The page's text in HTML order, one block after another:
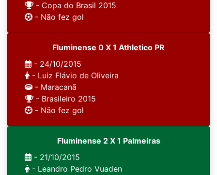
- Copa do Brasil 2015
- Não fez gol
Fluminense 0 X 1 Athletico PR
- 24/10/2015
- Luiz Flávio de Oliveira
- Maracanã
- Brasileiro 2015
- Não fez gol
Fluminense 2 X 1 Palmeiras
- 21/10/2015
- Leandro Pedro Vuaden